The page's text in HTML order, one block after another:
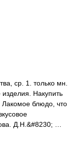
ср. 1. только мн.
изделия. Накупить
Лакомое блюдо, что
Д.Н.&#8230; …